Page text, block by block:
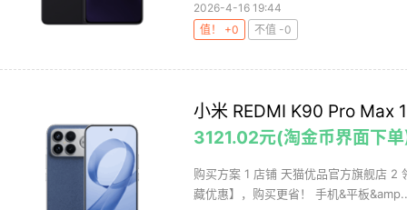
2026-4-16 19:44
值！ +0
不值 -0
小米 REDMI K90 Pro Max
3121.02元(淘金币界面下
购买方案 1 店铺 天猫优品官方旗舰店
藏优惠】，购买更省！ 手机&平板